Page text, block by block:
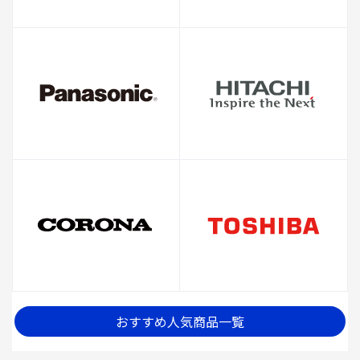
おすすめ人気商品一覧